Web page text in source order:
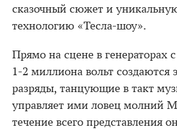
сказочный сюжет и
технологию «Тесла-шоу».
Прямо на сцене в генераторах
1-2 миллиона вольт создаются
разряды, танцующие в такт
управляет ими ловец молний
течение всего представления